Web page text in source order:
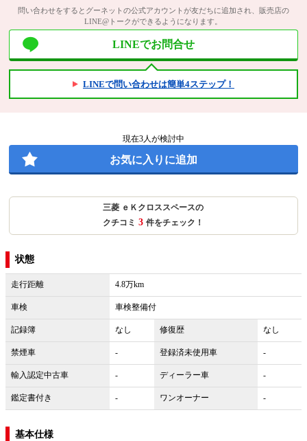
問い合わせをするとグーネットの公式アカウントが友だちに追加され、販売店の
LINE@トークができるようになります。
LINEでお問合せ
LINEで問い合わせは簡単4ステップ！
現在3人が検討中
お気に入りに追加
三菱 ｅＫクロススペースの
クチコミ 3 件をチェック！
状態
走行距離 4.8万km
車検 車検整備付
記録簿 なし 修復歴 なし
禁煙車 - 登録済未使用車 -
輸入認定中古車 - ディーラー車 -
鑑定書付き - ワンオーナー -
基本仕様